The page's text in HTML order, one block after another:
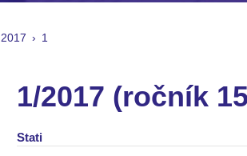
2017 1
1/2017 (ročník
Stati